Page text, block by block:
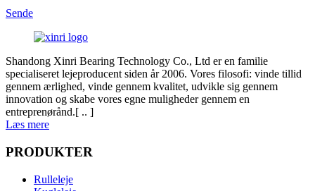
Sende
Shandong Xinri Bearing Technology Co., Ltd er en familie
specialiseret lejeproducent siden år 2006. Vores filosofi: vinde tillid
gennem ærlighed, vinde gennem kvalitet, udvikle sig gennem
innovation og skabe vores egne muligheder gennem en
entreprenørånd.[ .. ]
Læs mere
PRODUKTER
Rulleleje